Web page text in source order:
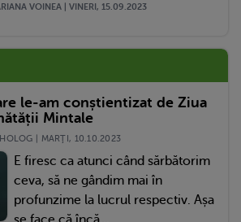
VOINEA | VINERI, 15.09.2023
le-am conștientizat de Ziua
Mintale
| MARŢI, 10.10.2023
E firesc ca atunci când sărbătorim
ceva, să ne gândim mai în
profunzime la lucrul respectiv. Așa